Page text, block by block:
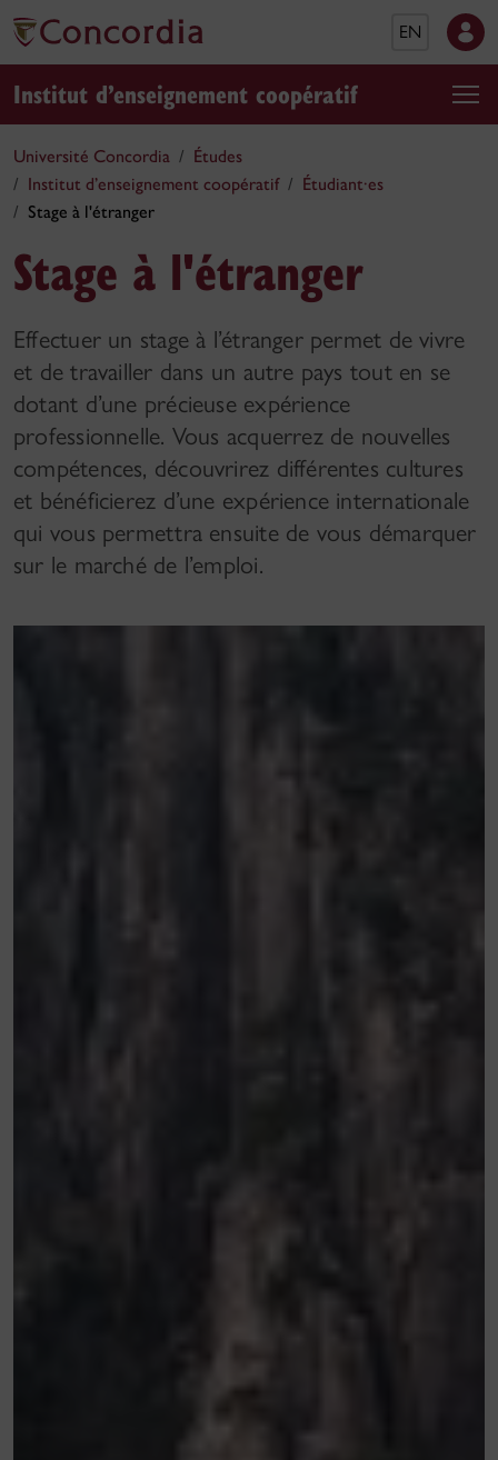
EN
Institut d’enseignement coopératif
Université Concordia
Études
Institut d’enseignement coopératif
Étudiant·es
Stage à l'étranger
Stage à l'étranger
Effectuer un stage à l’étranger permet de vivre
et de travailler dans un autre pays tout en se
dotant d’une précieuse expérience
professionnelle. Vous acquerrez de nouvelles
compétences, découvrirez différentes cultures
et bénéficierez d’une expérience internationale
qui vous permettra ensuite de vous démarquer
sur le marché de l’emploi.